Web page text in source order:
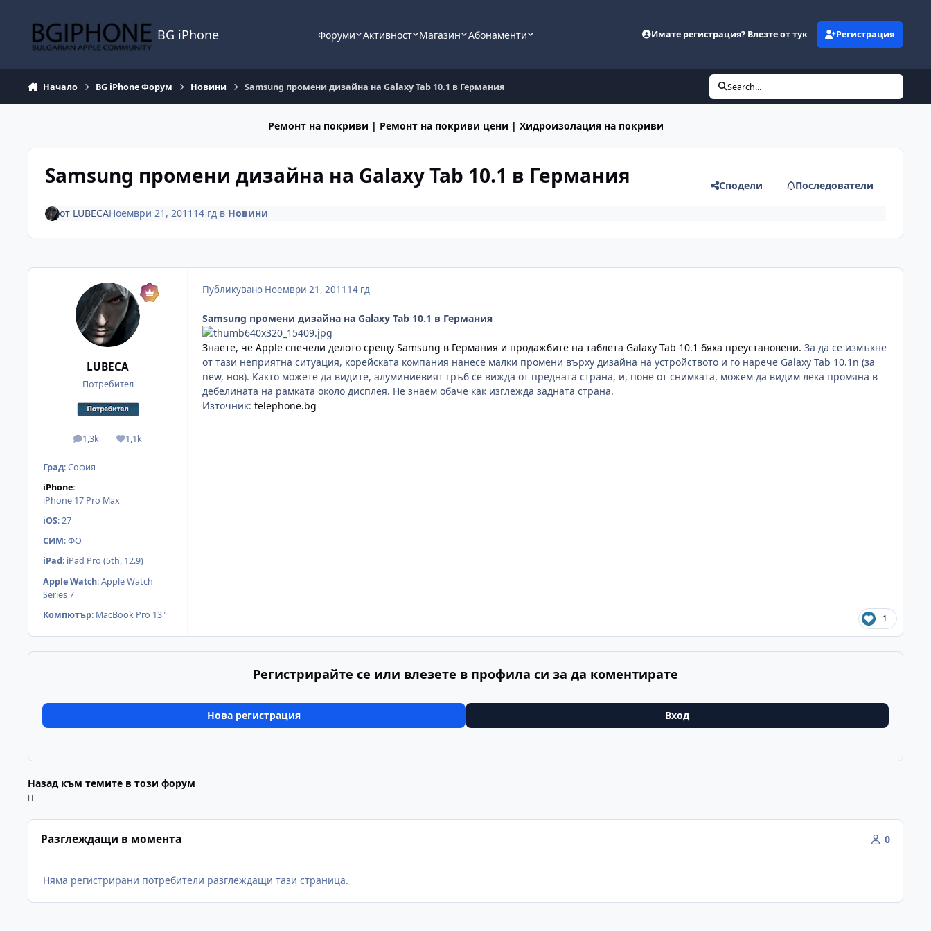
BG iPhone Форуми Активност Магазин Абонаменти Имате регистрация? Влезте от тук Регистрация
Начало BG iPhone Форум Новини Samsung промени дизайна на Galaxy Tab 10.1 в Германия Search...
Ремонт на покриви | Ремонт на покриви цени | Хидроизолация на покриви
Samsung промени дизайна на Galaxy Tab 10.1 в Германия Сподели Последователи
от LUBECAНоември 21, 2011 14 гдв Новини
LUBECA
Потребител
1,3k
мнения 1,1k
Reputation
Град:София
iPhone:
iPhone 17 Pro Max
iOS:27
СИМ:ФО
iPad: iPad Pro (5th, 12.9)
Apple Watch:Apple Watch
Series 7
Компютър: MacBook Pro 13"
Публикувано Ноември 21, 2011 14 гд
Samsung промени дизайна на Galaxy Tab 10.1 в Германия
Знаете, че Apple спечели делото срещу Samsung в Германия и продажбите на таблета Galaxy Tab 10.1 бяха преустановени. За да се измъкне
от тази неприятна ситуация, корейската компания нанесе малки промени върху дизайна на устройството и го нарече Galaxy Tab 10.1n (за
new, нов). Както можете да видите, алуминиевият гръб се вижда от предната страна, и, поне от снимката, можем да видим лека промяна в
дебелината на рамката около дисплея. Не знаем обаче как изглежда задната страна.
Източник: telephone.bg
1
Регистрирайте се или влезете в профила си за да коментирате
Нова регистрация Вход
Назад към темите в този форум
Разглеждащи в момента 0
Няма регистрирани потребители разглеждащи тази страница.